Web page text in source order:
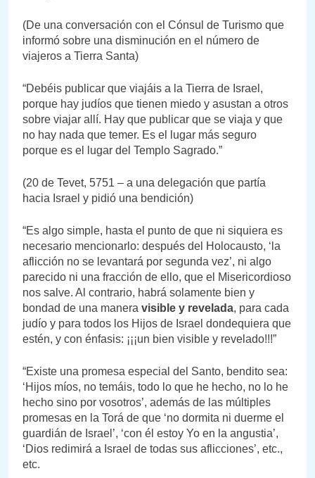
(De una conversación con el Cónsul de Turismo que
informó sobre una disminución en el número de
viajeros a Tierra Santa)
“Debéis publicar que viajáis a la Tierra de Israel,
porque hay judíos que tienen miedo y asustan a otros
sobre viajar allí. Hay que publicar que se viaja y que
no hay nada que temer. Es el lugar más seguro
porque es el lugar del Templo Sagrado.”
(20 de Tevet, 5751 – a una delegación que partía
hacia Israel y pidió una bendición)
“Es algo simple, hasta el punto de que ni siquiera es
necesario mencionarlo: después del Holocausto, ‘la
aflicción no se levantará por segunda vez’, ni algo
parecido ni una fracción de ello, que el Misericordioso
nos salve. Al contrario, habrá solamente bien y
bondad de una manera visible y revelada, para cada
judío y para todos los Hijos de Israel dondequiera que
estén, y con énfasis: ¡¡¡un bien visible y revelado!!!”
“Existe una promesa especial del Santo, bendito sea:
‘Hijos míos, no temáis, todo lo que he hecho, no lo he
hecho sino por vosotros’, además de las múltiples
promesas en la Torá de que ‘no dormita ni duerme el
guardián de Israel’, ‘con él estoy Yo en la angustia’,
‘Dios redimirá a Israel de todas sus aflicciones’, etc.,
etc.